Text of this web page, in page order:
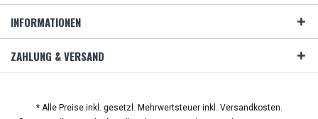
INFORMATIONEN
ZAHLUNG & VERSAND
* Alle Preise inkl. gesetzl. Mehrwertsteuer inkl. Versandkosten.